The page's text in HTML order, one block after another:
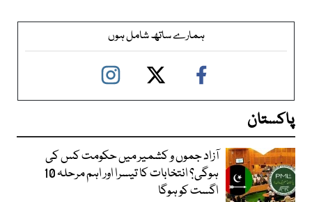
ہمارے ساتھ شامل ہوں
پاکستان
آزاد جموں و کشمیر میں حکومت کس کی
ہوگی؟ انتخابات کا تیسرا اور اہم مرحلہ 10
اگست کو ہوگا